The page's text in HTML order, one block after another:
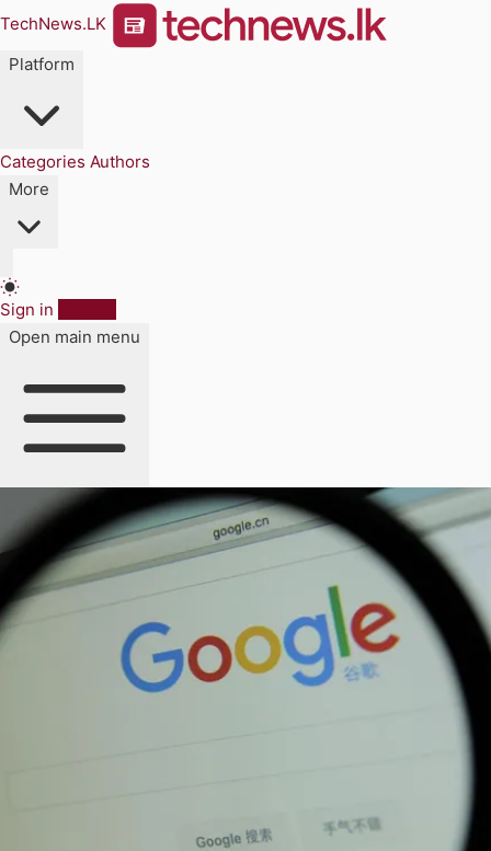
TechNews.LK
Platform
Categories Authors
More
Sign in
Open main menu